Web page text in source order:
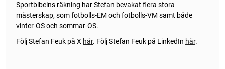
Sportbibelns räkning har Stefan bevakat flera stora
mästerskap, som fotbolls-EM och fotbolls-VM samt både
vinter-OS och sommar-OS.
Följ Stefan Feuk på X här. Följ Stefan Feuk på LinkedIn här.